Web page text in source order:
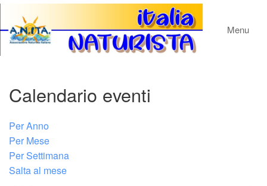
Menu
Calendario eventi
Per Anno
Per Mese
Per Settimana
Salta al mese